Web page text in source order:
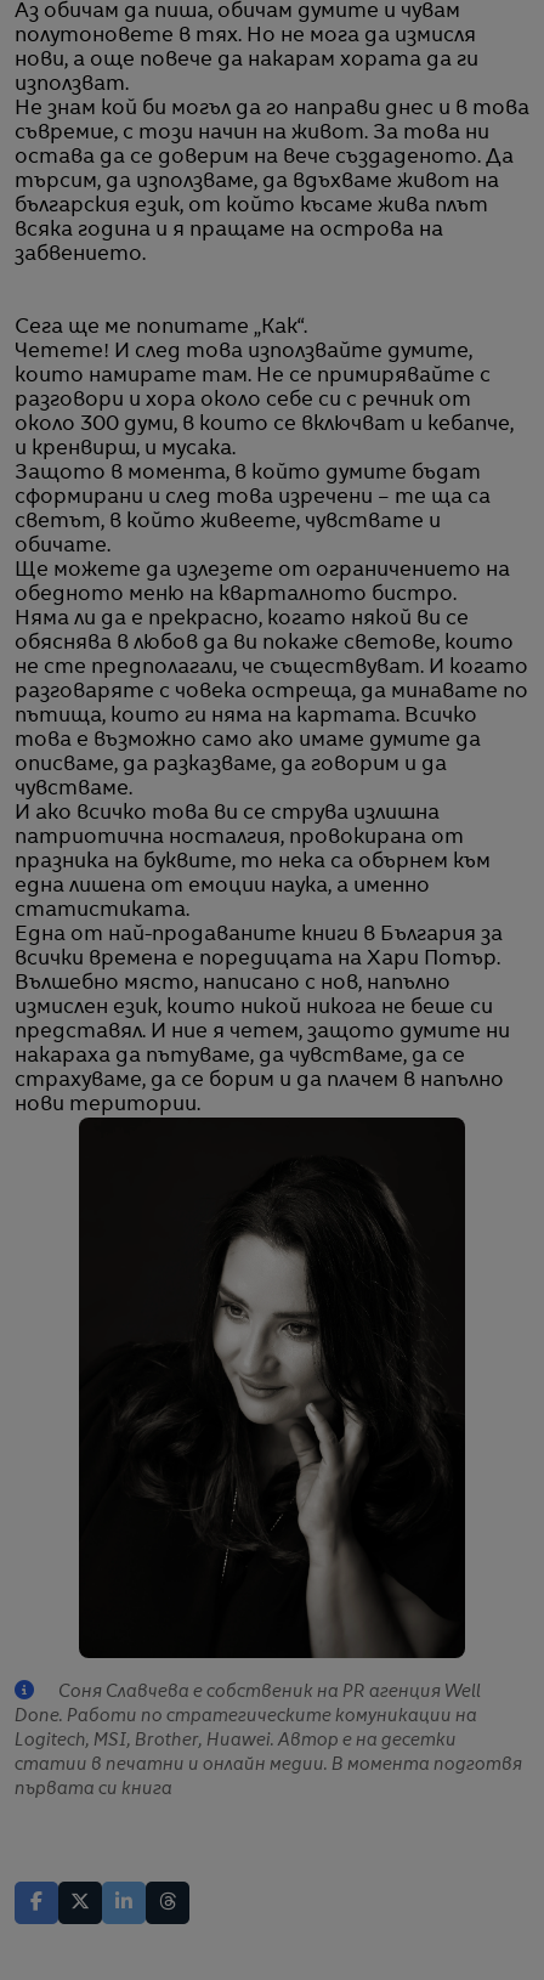
Аз обичам да пиша, обичам думите и чувам
полутоновете в тях. Но не мога да измисля
нови, а още повече да накарам хората да ги
използват.
Не знам кой би могъл да го направи днес и в това
съвремие, с този начин на живот. За това ни
остава да се доверим на вече създаденото. Да
търсим, да използваме, да вдъхваме живот на
българския език, от който късаме жива плът
всяка година и я пращаме на острова на
забвението.
Сега ще ме попитате „Как“.
Четете! И след това използвайте думите,
които намирате там. Не се примирявайте с
разговори и хора около себе си с речник от
около 300 думи, в които се включват и кебапче,
и кренвирш, и мусака.
Защото в момента, в който думите бъдат
сформирани и след това изречени – те ща са
светът, в който живеете, чувствате и
обичате.
Ще можете да излезете от ограничението на
обедното меню на кварталното бистро.
Няма ли да е прекрасно, когато някой ви се
обяснява в любов да ви покаже светове, които
не сте предполагали, че съществуват. И когато
разговаряте с човека остреща, да минавате по
пътища, които ги няма на картата. Всичко
това е възможно само ако имаме думите да
описваме, да разказваме, да говорим и да
чувстваме.
И ако всичко това ви се струва излишна
патриотична носталгия, провокирана от
празника на буквите, то нека са обърнем към
една лишена от емоции наука, а именно
статистиката.
Една от най-продаваните книги в България за
всички времена е поредицата на Хари Потър.
Вълшебно място, написано с нов, напълно
измислен език, които никой никога не беше си
представял. И ние я четем, защото думите ни
накараха да пътуваме, да чувстваме, да се
страхуваме, да се борим и да плачем в напълно
нови територии.
Соня Славчева е собственик на PR агенция Well
Done. Работи по стратегическите комуникации на
Logitech, MSI, Brother, Huawei. Автор е на десетки
статии в печатни и онлайн медии. В момента подготвя
първата си книга